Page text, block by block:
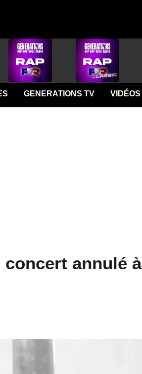
GENERATIONS TV VIDÉOS
concert annulé à